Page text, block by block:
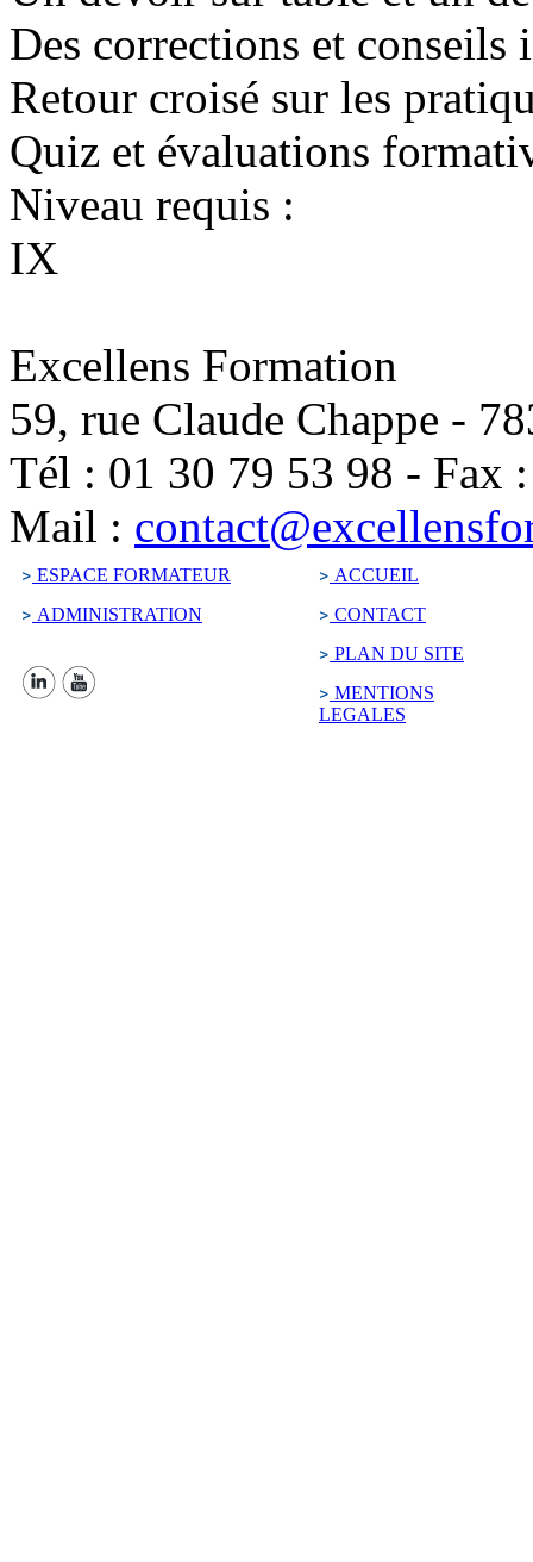
Des corrections et conseils
Retour croisé sur les
Quiz et évaluations
Niveau requis :
IX
Excellens Formation
59, rue Claude Chappe -
Tél : 01 30 79 53 98 - Fax
Mail :
ESPACE FORMATEUR
ACCUEIL
ADMINISTRATION
CONTACT
PLAN DU SITE
MENTIONS
LEGALES